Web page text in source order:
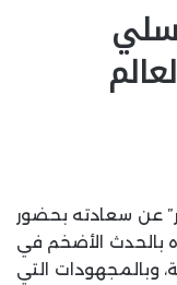
عن سعادته بحضور
بالحدث الأضخم في
وبالمجهودات التي